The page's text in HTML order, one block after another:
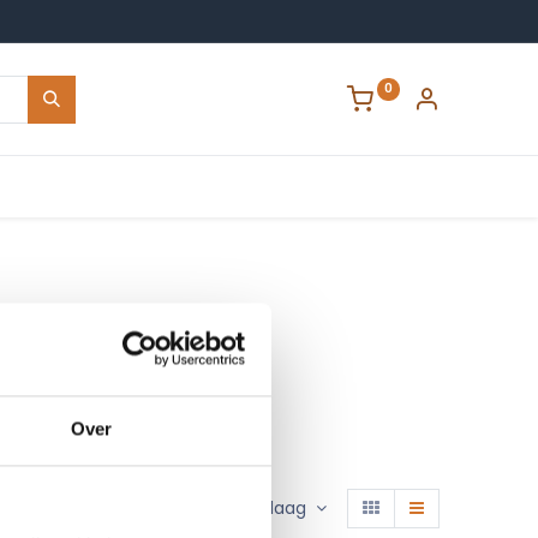
Over
0
Prijs - hoog naar laag